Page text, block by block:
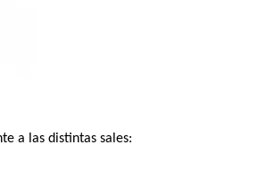
a las distintas sales: